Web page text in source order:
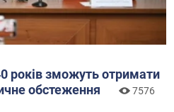
років зможуть отримати
обстеження
7576